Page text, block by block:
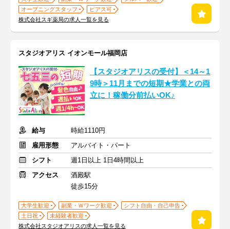
オープニングスタッフ
ピアス可
株式会社スギ薬局の求人一覧を見る
スタジオアリス イオンモール福岡店
【スタジオアリスの受付】＜14～1
9時＞11月までの短期★学業との両
立に！稼働分前払いOK♪
給与
時給1110円
雇用形態
アルバイト・パート
シフト
週1日以上 1日4時間以上
アクセス
酒殿駅
徒歩15分
大学生歓迎 副業・Ｗワーク歓迎
シフト自由・自己申告
土日祝
未経験者歓迎
株式会社スタジオアリスの求人一覧を見る